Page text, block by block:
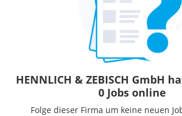
und jede/n je nach individueller
Position im Unternehmen zu bringen.
schreiben wir groß: viele Benefits, von
und einen Mehrwert gewinnen, runden
Bemühen um unser wertvollstes Gut –
HENNLICH & ZEBISCH GmbH
0 Jobs online
Folge dieser Firma um keine neuen